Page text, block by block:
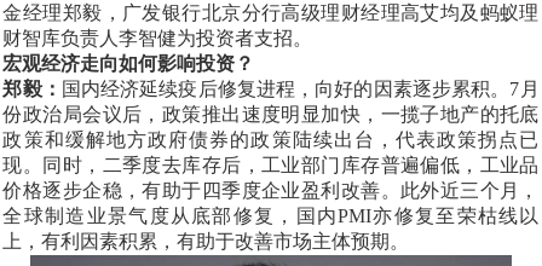
金经理郑毅，广发银行北京分行高级理财经理高艾均及蚂蚁理
财智库负责人李智健为投资者支招。
宏观经济走向如何影响投资？
郑毅： 国内经济延续疫后修复进程，向好的因素逐步累积。 7月
份政治局会议后，政策推出速度明显加快，一揽子地产的托底
政策和缓解地方政府债券的政策陆续出台，代表政策拐点已
现。同时，二季度去库存后，工业部门库存普遍偏低，工业品
价格逐步企稳，有助于四季度企业盈利改善。此外近三个月，
全球制造业景气度从底部修复，国内PMI亦修复至荣枯线以
上，有利因素积累，有助于改善市场主体预期。